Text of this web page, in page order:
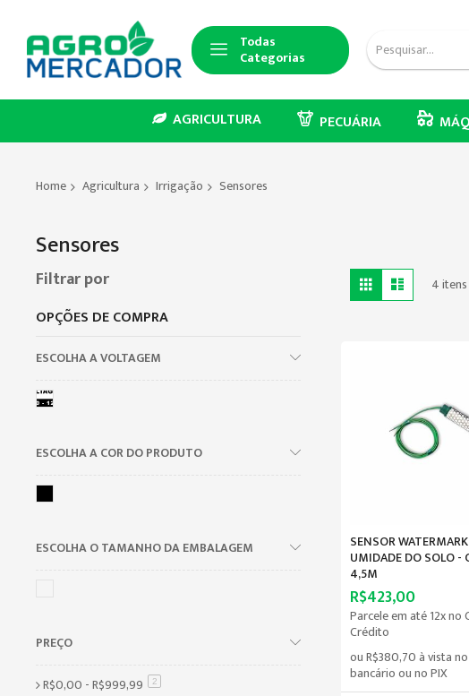
Todas
Categorias
AGRICULTURA PECUÁRIA
Home Agricultura Irrigação Sensores
Sensores
Ver
como
Grade 4itens
SENSOR
UMIDADE DO SOLO -
4,5M
R$423,00
Parcele em até 12x no
Crédito
ouR$380,70à vista
bancário ou no PIX
Filtrar por
OPÇÕES DE COMPRA
ESCOLHA A VOLTAGEM
ESCOLHA A COR DO PRODUTO
ESCOLHA O TAMANHO DA EMBALAGEM
PREÇO
R$0,00 -R$999,99 2item